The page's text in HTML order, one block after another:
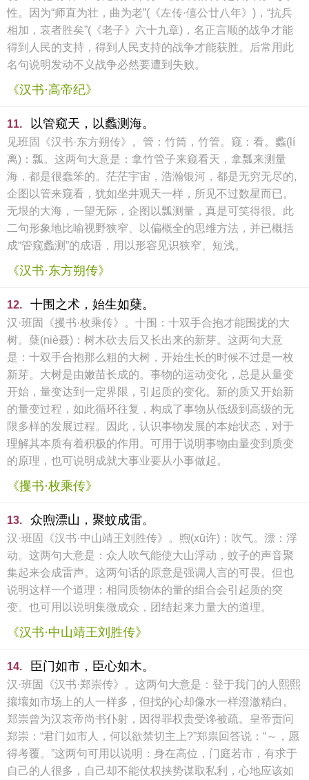
性。因为“师直为壮，曲为老”(《左传·僖公廿八年》)，“抗兵
相加，哀者胜矣”(《老子》六十九章)，名正言顺的战争才能
得到人民的支持，得到人民支持的战争才能获胜。后常用此
名句说明发动不义战争必然要遭到失败。
《汉书·高帝纪》
11. 以管窥天，以蠡测海。
见班固《汉书·东方朔传》。管：竹筒，竹管。窥：看。蠡(lí
离)：瓢。这两句大意是：拿竹管子来窥看天，拿瓢来测量
海，都是很蠢笨的。茫茫宇宙，浩瀚银河，都是无穷无尽的,
企图以管来窥看，犹如坐井观天一样，所见不过数星而已。
无垠的大海，一望无际，企图以瓢测量，真是可笑得很。此
二句形象地比喻视野狭窄、以偏概全的思维方法，并已概括
成“管窥蠡测”的成语，用以形容见识狭窄、短浅。
《汉书·东方朔传》
12. 十围之术，始生如蘖。
汉·班固《攫书·枚乘传》。十围：十双手合抱才能围拢的大
树。蘖(niè聂)：树木砍去后又长出来的新芽。这两句大意
是：十双手合抱那么粗的大树，开始生长的时候不过是一枚
新芽。大树是由嫩苗长成的。事物的运动变化，总是从量变
开始，量变达到一定界限，引起质的变化。新的质又开始新
的量变过程，如此循环往复，构成了事物从低级到高级的无
限多样的发展过程。因此，认识事物发展的本始状态，对于
理解其本质有着积极的作用。可用于说明事物由量变到质变
的原理，也可说明成就大事业要从小事做起。
《攫书·枚乘传》
13. 众煦漂山，聚蚊成雷。
汉·班固《汉书·中山靖王刘胜传》。煦(xū许)：吹气。漂：浮
动。这两句大意是：众人吹气能使大山浮动，蚊子的声音聚
集起来会成雷声。这两句话的原意是强调人言的可畏。但也
说明这样一个道理：相同质物体的量的组合会引起质的突
变。也可用以说明集微成众，团结起来力量大的道理。
《汉书·中山靖王刘胜传》
14. 臣门如市，臣心如木。
汉·班固《汉书·郑崇传》。这两句大意是：登于我门的人熙熙
攘壤如市场上的人一样多，但找的心却像水一样澄澈精白。
郑崇曾为汉哀帝尚书仆射，因得罪权贵受谗被疏。皇帝责问
郑崇：“君门如市人，何以欲禁切主上?”郑祟回答说：“～，愿
得考覆。”这两句可用以说明：身在高位，门庭若市，有求于
自己的人很多，自己却不能仗权挟势谋取私利，心地应该如